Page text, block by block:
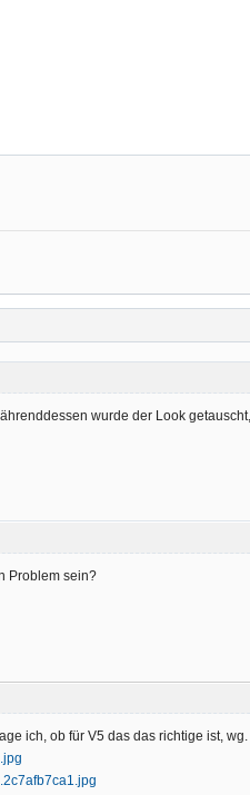
wurde der Look
Problem sein?
ich, ob für V5 das das richtige ist,